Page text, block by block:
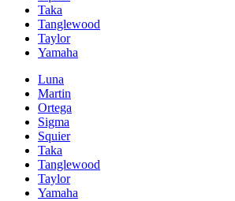
Taka
Tanglewood
Taylor
Yamaha
Luna
Martin
Ortega
Sigma
Squier
Taka
Tanglewood
Taylor
Yamaha